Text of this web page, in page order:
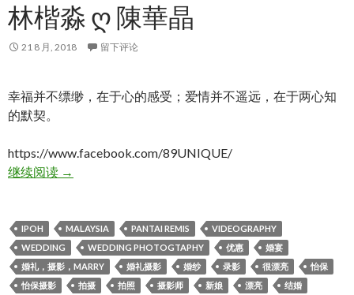
林楷淼 Ღ 陳華晶
21 8 月, 2018 留下评论
幸福并不缥缈，在于心的感受；爱情并不遥远，在于两心知
的默契。
https://www.facebook.com/89UNIQUE/
继续阅读林楷淼 ღ 陳華晶
→
IPOH MALAYSIA PANTAI REMIS
VIDEOGRAPHY
WEDDING
WEDDING PHOTOGTAPHY 优惠
婚宴
婚礼，摄影，MARRY
婚礼摄影 婚纱 录影 很漂亮
怡保
怡保摄影
拍摄 拍照 摄影师 新娘 漂亮
结婚